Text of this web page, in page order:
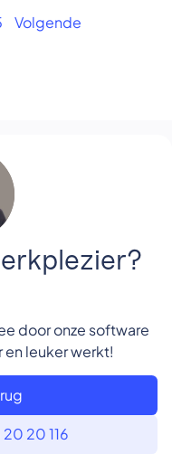
Volgende
door onze software
en leuker werkt!
20 116